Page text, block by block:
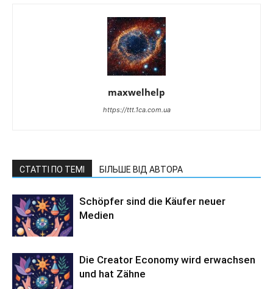
maxwelhelp
https://ttt.1ca.com.ua
СТАТТІ ПО ТЕМІ БІЛЬШЕ ВІД АВТОРА
Schöpfer sind die Käufer neuer
Medien
Die Creator Economy wird erwachsen
und hat Zähne